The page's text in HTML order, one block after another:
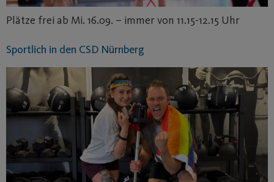
Plätze frei ab Mi. 16.09. – immer von 11.15-12.15 Uhr
Sportlich in den CSD Nürnberg